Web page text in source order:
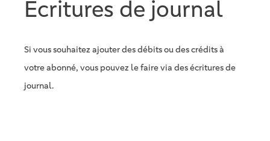
Écritures de journal
Si vous souhaitez ajouter des débits ou des crédits à
votre abonné, vous pouvez le faire via des écritures de
journal.